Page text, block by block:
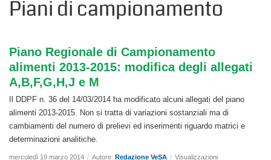
Piani di campionamento
Piano Regionale di Campionamento
alimenti 2013-2015: modifica degli allegati
A,B,F,G,H,J e M
Il DDPF n. 36 del 14/03/2014 ha modificato alcuni allegati del piano
alimenti 2013-2015. Non si tratta di variazioni sostanziali ma di
cambiamenti del numero di prelievi ed inserimenti riguardo matrici e
determinazioni analitiche.
mercoledì 19 marzo 2014 / Autore: Redazione VeSA / Visualizzazioni